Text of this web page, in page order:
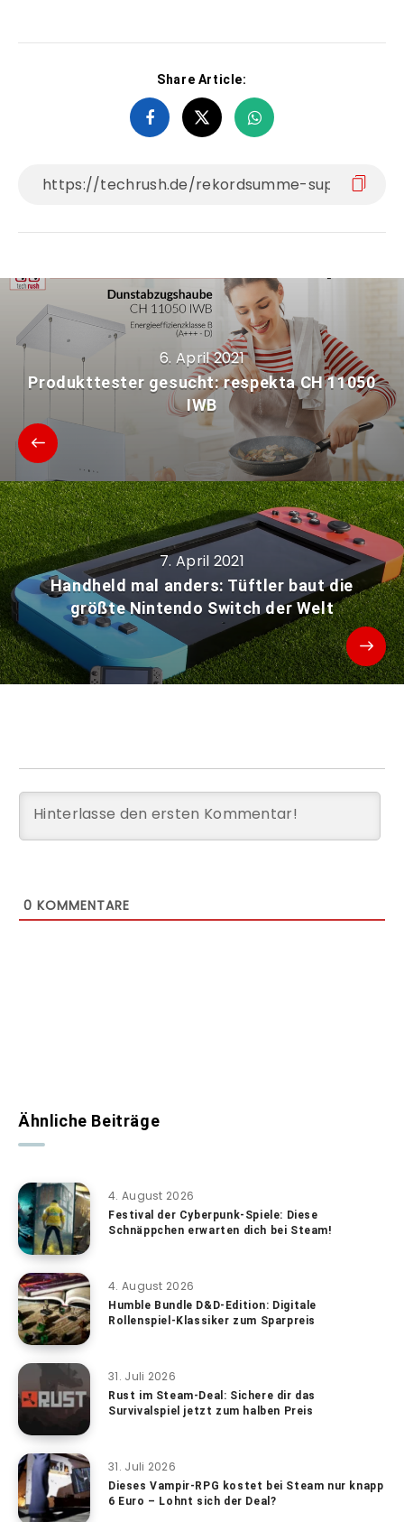
Share Article:
6. April 2021
Produkttester gesucht: respekta CH 11050
IWB
7. April 2021
Handheld mal anders: Tüftler baut die
größte Nintendo Switch der Welt
0 KOMMENTARE
Ähnliche Beiträge
4. August 2026
Festival der Cyberpunk-Spiele: Diese
Schnäppchen erwarten dich bei Steam!
4. August 2026
Humble Bundle D&D-Edition: Digitale
Rollenspiel-Klassiker zum Sparpreis
31. Juli 2026
Rust im Steam-Deal: Sichere dir das
Survivalspiel jetzt zum halben Preis
31. Juli 2026
Dieses Vampir-RPG kostet bei Steam nur knapp
6 Euro – Lohnt sich der Deal?